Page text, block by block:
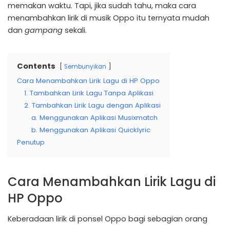
memakan waktu. Tapi, jika sudah tahu, maka cara
menambahkan lirik di musik Oppo itu ternyata mudah
dan gampang sekali.
Contents Sembunyikan
Cara Menambahkan Lirik Lagu di HP Oppo
1. Tambahkan Lirik Lagu Tanpa Aplikasi
2. Tambahkan Lirik Lagu dengan Aplikasi
a. Menggunakan Aplikasi Musixmatch
b. Menggunakan Aplikasi Quicklyric
Penutup
Cara Menambahkan Lirik Lagu di
HP Oppo
Keberadaan lirik di ponsel Oppo bagi sebagian orang